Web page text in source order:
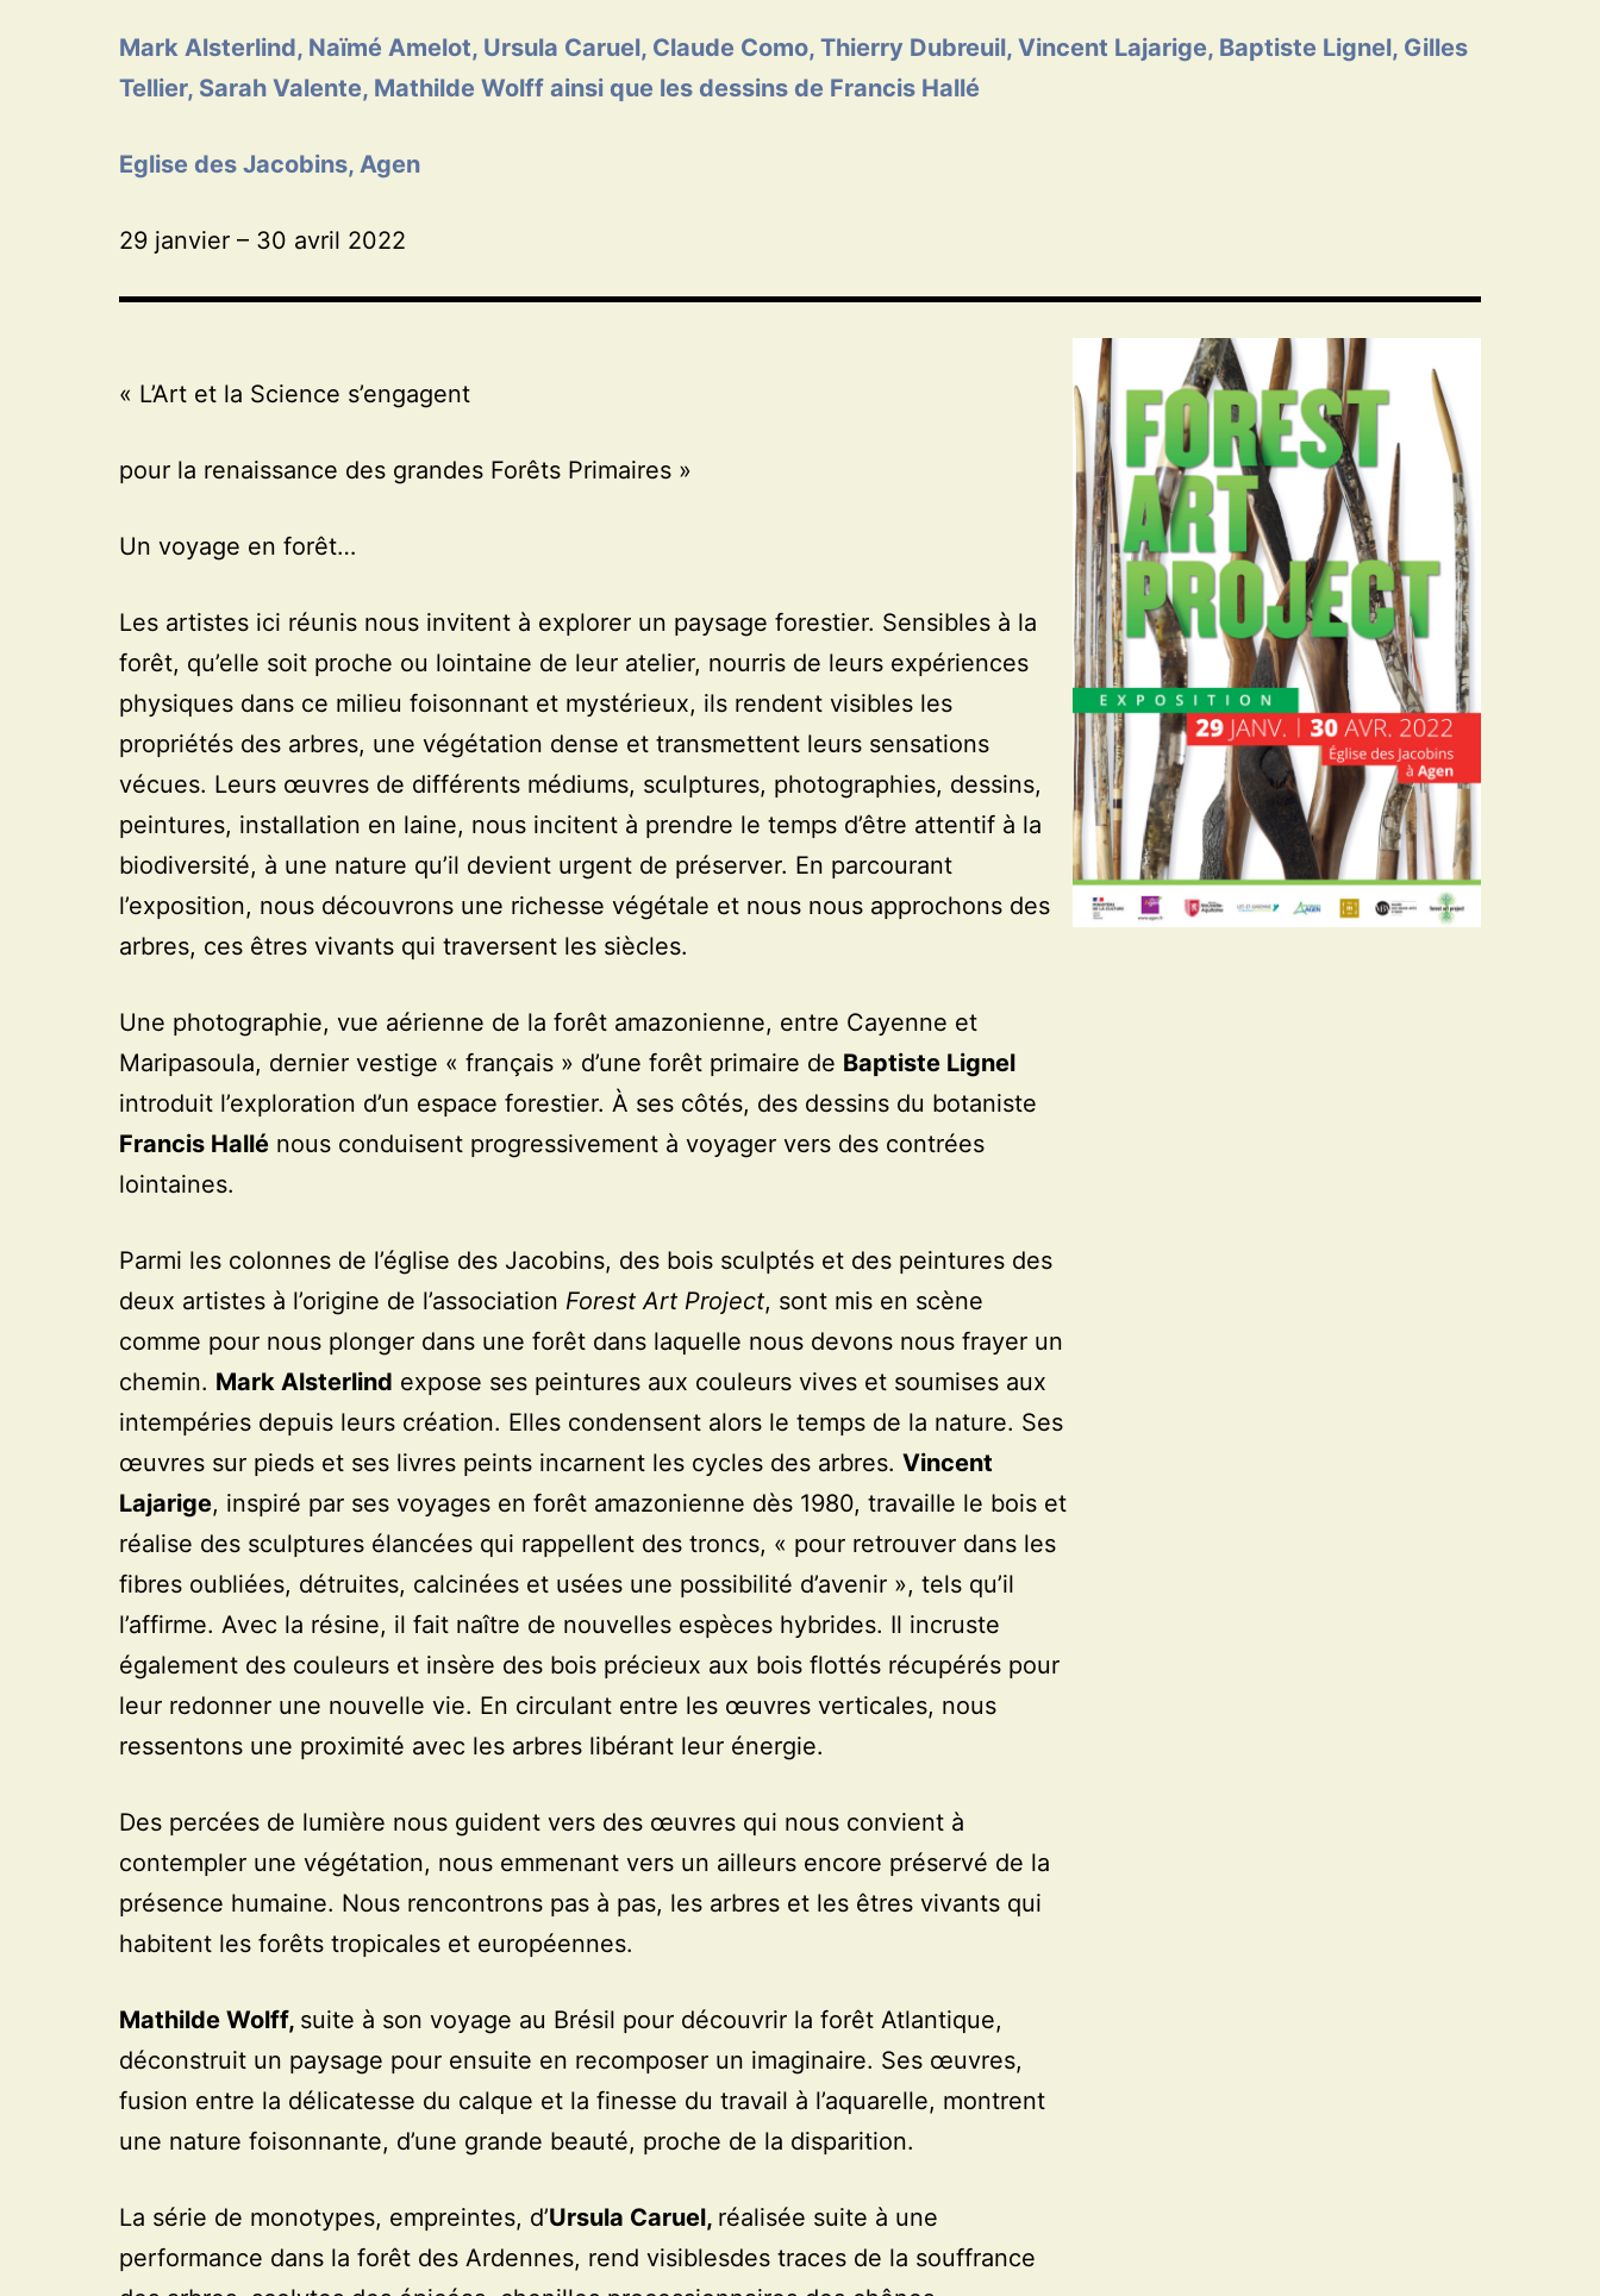
Mark Alsterlind, Naïmé Amelot, Ursula Caruel, Claude Como, Thierry Dubreuil, Vincent Lajarige, Baptiste Lignel, Gilles
Tellier, Sarah Valente, Mathilde Wolff ainsi que les dessins de Francis Hallé
Eglise des Jacobins, Agen
29 janvier – 30 avril 2022
« L’Art et la Science s’engagent
pour la renaissance des grandes Forêts Primaires »
Un voyage en forêt…
Les artistes ici réunis nous invitent à explorer un paysage forestier. Sensibles à la
forêt, qu’elle soit proche ou lointaine de leur atelier, nourris de leurs expériences
physiques dans ce milieu foisonnant et mystérieux, ils rendent visibles les
propriétés des arbres, une végétation dense et transmettent leurs sensations
vécues. Leurs œuvres de différents médiums, sculptures, photographies, dessins,
peintures, installation en laine, nous incitent à prendre le temps d’être attentif à la
biodiversité, à une nature qu’il devient urgent de préserver. En parcourant
l’exposition, nous découvrons une richesse végétale et nous nous approchons des
arbres, ces êtres vivants qui traversent les siècles.
Une photographie, vue aérienne de la forêt amazonienne, entre Cayenne et
Maripasoula, dernier vestige « français » d’une forêt primaire de Baptiste Lignel
introduit l’exploration d’un espace forestier. À ses côtés, des dessins du botaniste
Francis Hallé nous conduisent progressivement à voyager vers des contrées
lointaines.
Parmi les colonnes de l’église des Jacobins, des bois sculptés et des peintures des
deux artistes à l’origine de l’association Forest Art Project, sont mis en scène
comme pour nous plonger dans une forêt dans laquelle nous devons nous frayer un
chemin. Mark Alsterlind expose ses peintures aux couleurs vives et soumises aux
intempéries depuis leurs création. Elles condensent alors le temps de la nature. Ses
œuvres sur pieds et ses livres peints incarnent les cycles des arbres. Vincent
Lajarige, inspiré par ses voyages en forêt amazonienne dès 1980, travaille le bois et
réalise des sculptures élancées qui rappellent des troncs, « pour retrouver dans les
fibres oubliées, détruites, calcinées et usées une possibilité d’avenir », tels qu’il
l’affirme. Avec la résine, il fait naître de nouvelles espèces hybrides. Il incruste
également des couleurs et insère des bois précieux aux bois flottés récupérés pour
leur redonner une nouvelle vie. En circulant entre les œuvres verticales, nous
ressentons une proximité avec les arbres libérant leur énergie.
Des percées de lumière nous guident vers des œuvres qui nous convient à
contempler une végétation, nous emmenant vers un ailleurs encore préservé de la
présence humaine. Nous rencontrons pas à pas, les arbres et les êtres vivants qui
habitent les forêts tropicales et européennes.
Mathilde Wolff, suite à son voyage au Brésil pour découvrir la forêt Atlantique,
déconstruit un paysage pour ensuite en recomposer un imaginaire. Ses œuvres,
fusion entre la délicatesse du calque et la finesse du travail à l’aquarelle, montrent
une nature foisonnante, d’une grande beauté, proche de la disparition.
La série de monotypes, empreintes, d’Ursula Caruel, réalisée suite à une
performance dans la forêt des Ardennes, rend visiblesdes traces de la souffrance